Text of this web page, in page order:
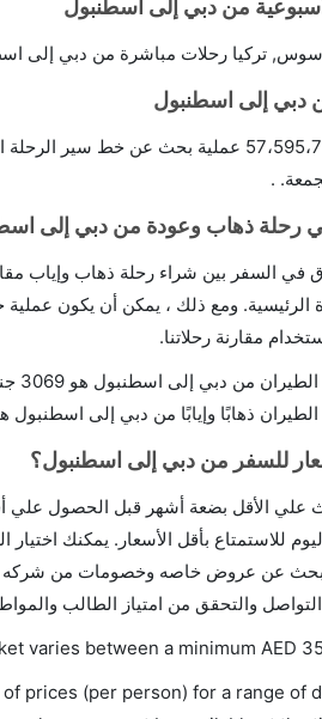
من دبي إلى اسطنبول
تركيا رحلات مباشرة من دبي إلى
دبي إلى اسطنبول
.
رحلة ذهاب وعودة من دبي إلى
في السفر بين شراء رحلة ذهاب وإياب
الرئيسية. ومع ذلك ، يمكن أن يكون
مقارنة رحلاتنا.
دبي إلى اسطنبول هو 3069 جنيهًا إسترلينيًا..
وإيابًا من دبي إلى اسطنبول هو 4756 جنيهًا
للسفر من دبي إلى اسطنبول؟
علي الأقل بضعة أشهر قبل الحصول علي
للاستمتاع بأقل الأسعار. يمكنك
عن عروض خاصه وخصومات من شركه
والتحقق من امتياز الطالب
varies between a minimum AED
prices (per person) for a range of